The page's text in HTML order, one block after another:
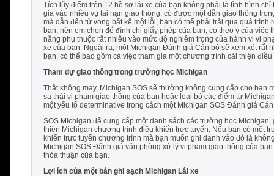
Tích lũy điểm trên 12 hồ sơ lái xe của bạn không phải là tình hình
gia vào nhiều vụ tai nạn giao thông, có được một dẫn giao thông
mà dẫn đến tử vong bất kể một lỗi, bạn có thể phải trải qua quá
bạn, nên em chọn để đình chỉ giấy phép của bạn, có theo ý của
năng phụ thuộc rất nhiều vào mức độ nghiêm trọng của hành vi vi
xe của bạn. Ngoài ra, một Michigan Đánh giá Cán bộ sẽ xem xét
bạn, có thể bao gồm cả việc tham gia một chương trình cải thiện
Tham dự giao thông trong trường học Michigan
Thật không may, Michigan SOS sẽ thường không cung cấp cho
sa thải vi phạm giao thông của bạn hoặc loại bỏ các điểm từ
một yếu tố determinative trong cách một Michigan SOS Đánh giá
SOS Michigan đã cung cấp một danh sách các trường học
thiện Michigan chương trình điều khiển trực tuyến. Nếu bạn có một
khiển trực tuyến chương trình mà bạn muốn ghi danh vào đó là
Michigan SOS Đánh giá văn phòng xử lý vi phạm giao thông của
thỏa thuận của bạn.
Lợi ích của một bản ghi sạch Michigan Lái xe